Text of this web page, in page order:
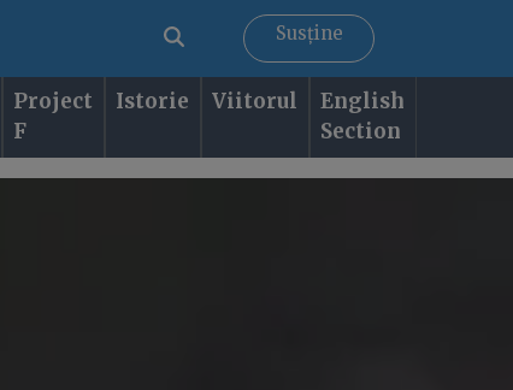
Susține
Project
F
Istorie Viitorul
English
Section